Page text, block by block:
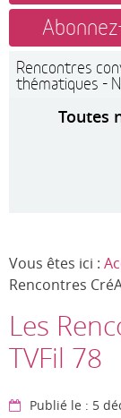
Rencontres
thématiques -
Toutes
Vous êtes ici :
Rencontres
Les
TVFil 78
Publié le : 5